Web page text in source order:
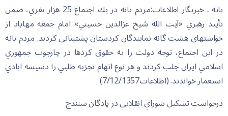
بانه ـ خبرنگار اطلاعات:مردم بانه در يك اجتماع 25 هزار نفري، ضمن
تأييد رهبري «آيت الله شيخ عزالدين حسيني» امام جمعه مهاباد از
خواستهاي هشت گانه نمايندگان كردستان پشتيباني كردند. مردم بانه
در اين اجتماع، توجه دولت را به حقوق كردها در چارچوب جمهوري
اسلامي ايران جلب كردند و هر نوع اتهام تجزيه طلبي را دسيسه ايادي
استعمار خواندند. (اطلاعات7/12/1357)
درخواست تشكيل شوراي انقلابي در پادگان سنندج